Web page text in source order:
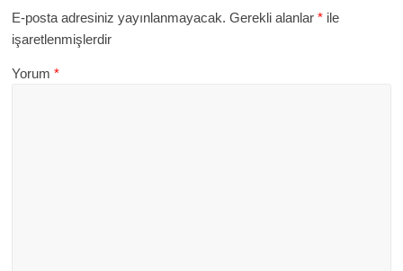
E-posta adresiniz yayınlanmayacak. Gerekli alanlar* ile
işaretlenmişlerdir
Yorum*